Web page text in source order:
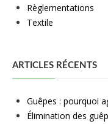
Règlementations
Textile
ARTICLES RÉCENTS
Guêpes : pourquoi
Élimination des